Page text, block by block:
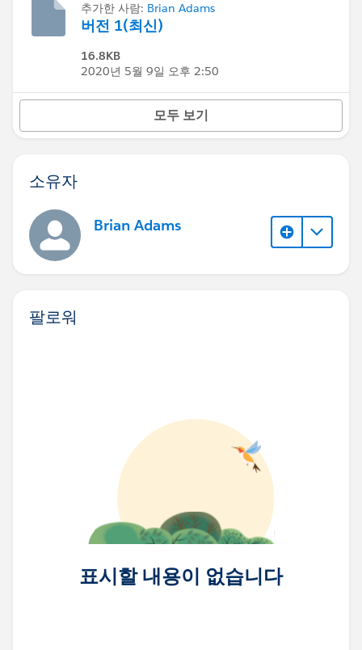
추가한 사람: Brian Adams
버전 1(최신)
16.8KB
2020년 5월 9일 오후 2:50
모두 보기
소유자
Brian Adams
팔로워
표시할 내용이 없습니다